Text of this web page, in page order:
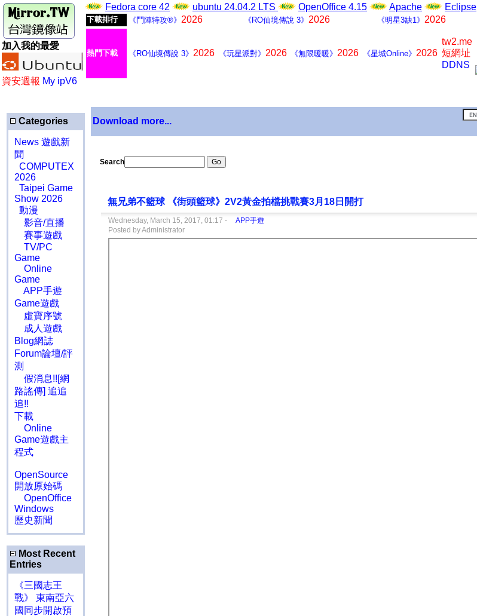
加入我的最愛
資安週報 My ipV6
Fedora core 42 ubuntu 24.04.2 LTS OpenOffice 4.15 Apache Eclipse
下載排行 《鬥陣特攻®》 2026 《RO仙境傳說 3》 2026 《明星3缺1》 2026
熱門下載 《RO仙境傳說 3》 2026 《玩星派對》 2026 《無限暖暖》 2026 《星城Online》 2026
tw2.me
短網址
DDNS
Categories
News 遊戲新
聞
COMPUTEX
2026
Taipei Game
Show 2026
動漫
影音/直播
賽事遊戲
TV/PC
Game
Online
Game
APP手遊
Game遊戲
虛寶序號
成人遊戲
Blog網誌
Forum論壇/評
測
假消息!![網
路謠傳] 追追
追!!
下載
Online
Game遊戲主
程式
OpenSource
開放原始碼
OpenOffice
Windows
歷史新聞
Most Recent
Entries
《三國志王
戰》 東南亞六
國同步開啟預
Download more...
Search
無兄弟不籃球 《街頭籃球》2V2黃金拍檔挑戰賽3月18日開打
Wednesday, March 15, 2017, 01:17 -
APP手遊
Posted by Administrator